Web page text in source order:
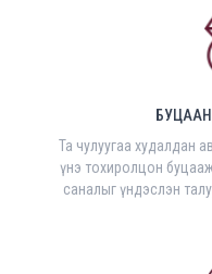
Та чулуугаа худалдан
үнэ тохиролцон
саналыг үндэслэн